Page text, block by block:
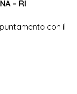
– RI